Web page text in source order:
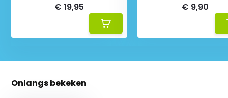
€ 19,95 € 9,90
Onlangs bekeken